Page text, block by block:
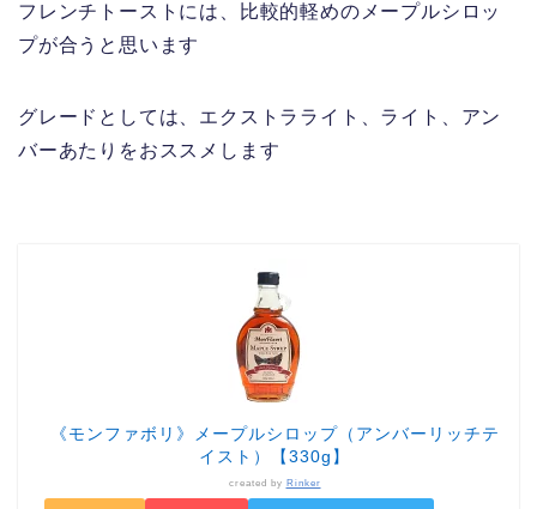
フレンチトーストには、比較的軽めのメープルシロッ
プが合うと思います
グレードとしては、エクストラライト、ライト、アン
バーあたりをおススメします
《モンファボリ》メープルシロップ（アンバーリッチテ
イスト）【330g】
created by Rinker